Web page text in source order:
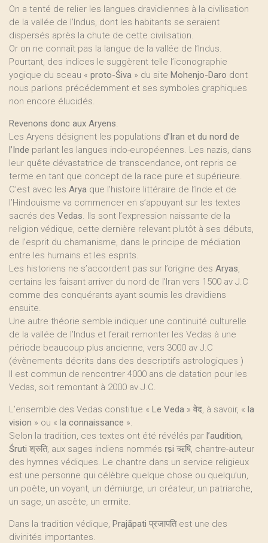
On a tenté de relier les langues dravidiennes à la civilisation
de la vallée de l’Indus, dont les habitants se seraient
dispersés après la chute de cette civilisation.
Or on ne connaît pas la langue de la vallée de l’Indus.
Pourtant, des indices le suggèrent telle l’iconographie
yogique du sceau « proto-Śiva » du site Mohenjo-Daro dont
nous parlions précédemment et ses symboles graphiques
non encore élucidés.
Revenons donc aux Aryens.
Les Aryens désignent les populations d’Iran et du nord de
l’Inde parlant les langues indo-européennes. Les nazis, dans
leur quête dévastatrice de transcendance, ont repris ce
terme en tant que concept de la race pure et supérieure.
C’est avec les Arya que l’histoire littéraire de l’Inde et de
l’Hindouisme va commencer en s’appuyant sur les textes
sacrés des Vedas. Ils sont l’expression naissante de la
religion védique, cette dernière relevant plutôt à ses débuts,
de l’esprit du chamanisme, dans le principe de médiation
entre les humains et les esprits.
Les historiens ne s’accordent pas sur l’origine des Aryas,
certains les faisant arriver du nord de l’Iran vers 1500 av J.C
comme des conquérants ayant soumis les dravidiens
ensuite.
Une autre théorie semble indiquer une continuité culturelle
de la vallée de l’Indus et ferait remonter les Vedas à une
période beaucoup plus ancienne, vers 3000 av J.C
(évènements décrits dans des descriptifs astrologiques )
Il est commun de rencontrer 4000 ans de datation pour les
Vedas, soit remontant à 2000 av J.C.
L’ensemble des Vedas constitue « Le Veda » वेद, à savoir, « la
vision » ou « la connaissance ».
Selon la tradition, ces textes ont été révélés par l’audition,
Śruti श्रुति, aux sages indiens nommés ṛṣi ऋषि, chantre-auteur
des hymnes védiques. Le chantre dans un service religieux
est une personne qui célèbre quelque chose ou quelqu’un,
un poète, un voyant, un démiurge, un créateur, un patriarche,
un sage, un ascète, un ermite.
Dans la tradition védique, Prajāpati प्रजापति est une des
divinités importantes.